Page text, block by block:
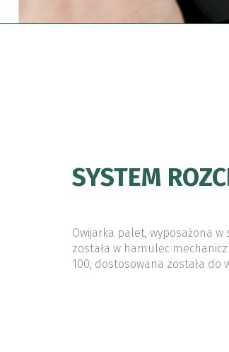
SYSTEM
Owijarka palet, wyposażona w
została w hamulec
100, dostosowana została do